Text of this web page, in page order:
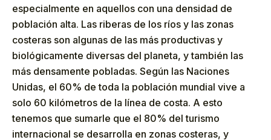
especialmente en aquellos con una densidad de
población alta. Las riberas de los ríos y las zonas
costeras son algunas de las más productivas y
biológicamente diversas del planeta, y también las
más densamente pobladas. Según las Naciones
Unidas, el 60% de toda la población mundial vive a
solo 60 kilómetros de la línea de costa. A esto
tenemos que sumarle que el 80% del turismo
internacional se desarrolla en zonas costeras, y